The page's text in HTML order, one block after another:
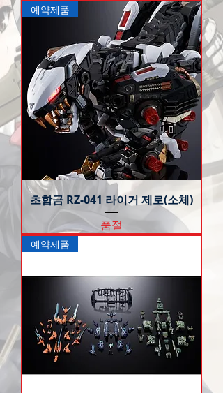
예약제품
초합금 RZ-041 라이거 제로(소체)
품절
예약제품